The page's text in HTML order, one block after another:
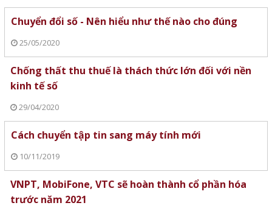
Chuyển đổi số - Nên hiểu như thế nào cho đúng
25/05/2020
Chống thất thu thuế là thách thức lớn đối với nền
kinh tế số
29/04/2020
Cách chuyển tập tin sang máy tính mới
10/11/2019
VNPT, MobiFone, VTC sẽ hoàn thành cổ phần hóa
trước năm 2021